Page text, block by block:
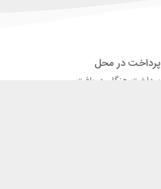
پرداخت در محل
پرداخت هنگام دریافت